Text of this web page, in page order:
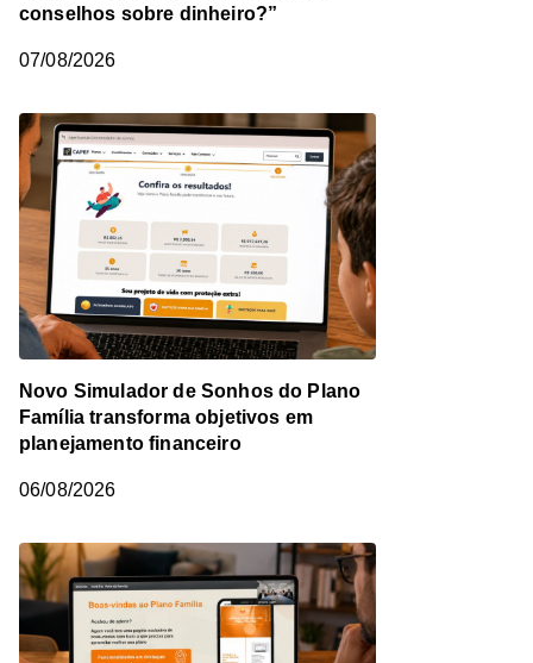
conselhos sobre dinheiro?”
07/08/2026
Novo Simulador de Sonhos do Plano
Família transforma objetivos em
planejamento financeiro
06/08/2026